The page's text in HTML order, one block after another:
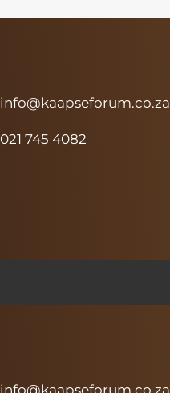
info@kaapseforum.co.za
021 745 4082
info@kaapseforum.co.za